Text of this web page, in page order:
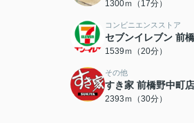
1300ｍ（17分）
コンビニエンスストア
セブンイレブン 前
1539ｍ（20分）
その他
すき家 前橋野中町
2393ｍ（30分）